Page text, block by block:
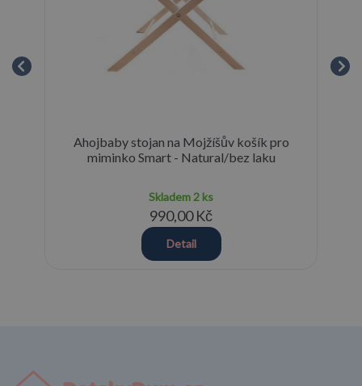
Ahojbaby stojan na Mojžíšův košík pro
miminko Smart - Natural/bez laku
Skladem 2 ks
990,00 Kč
Detail